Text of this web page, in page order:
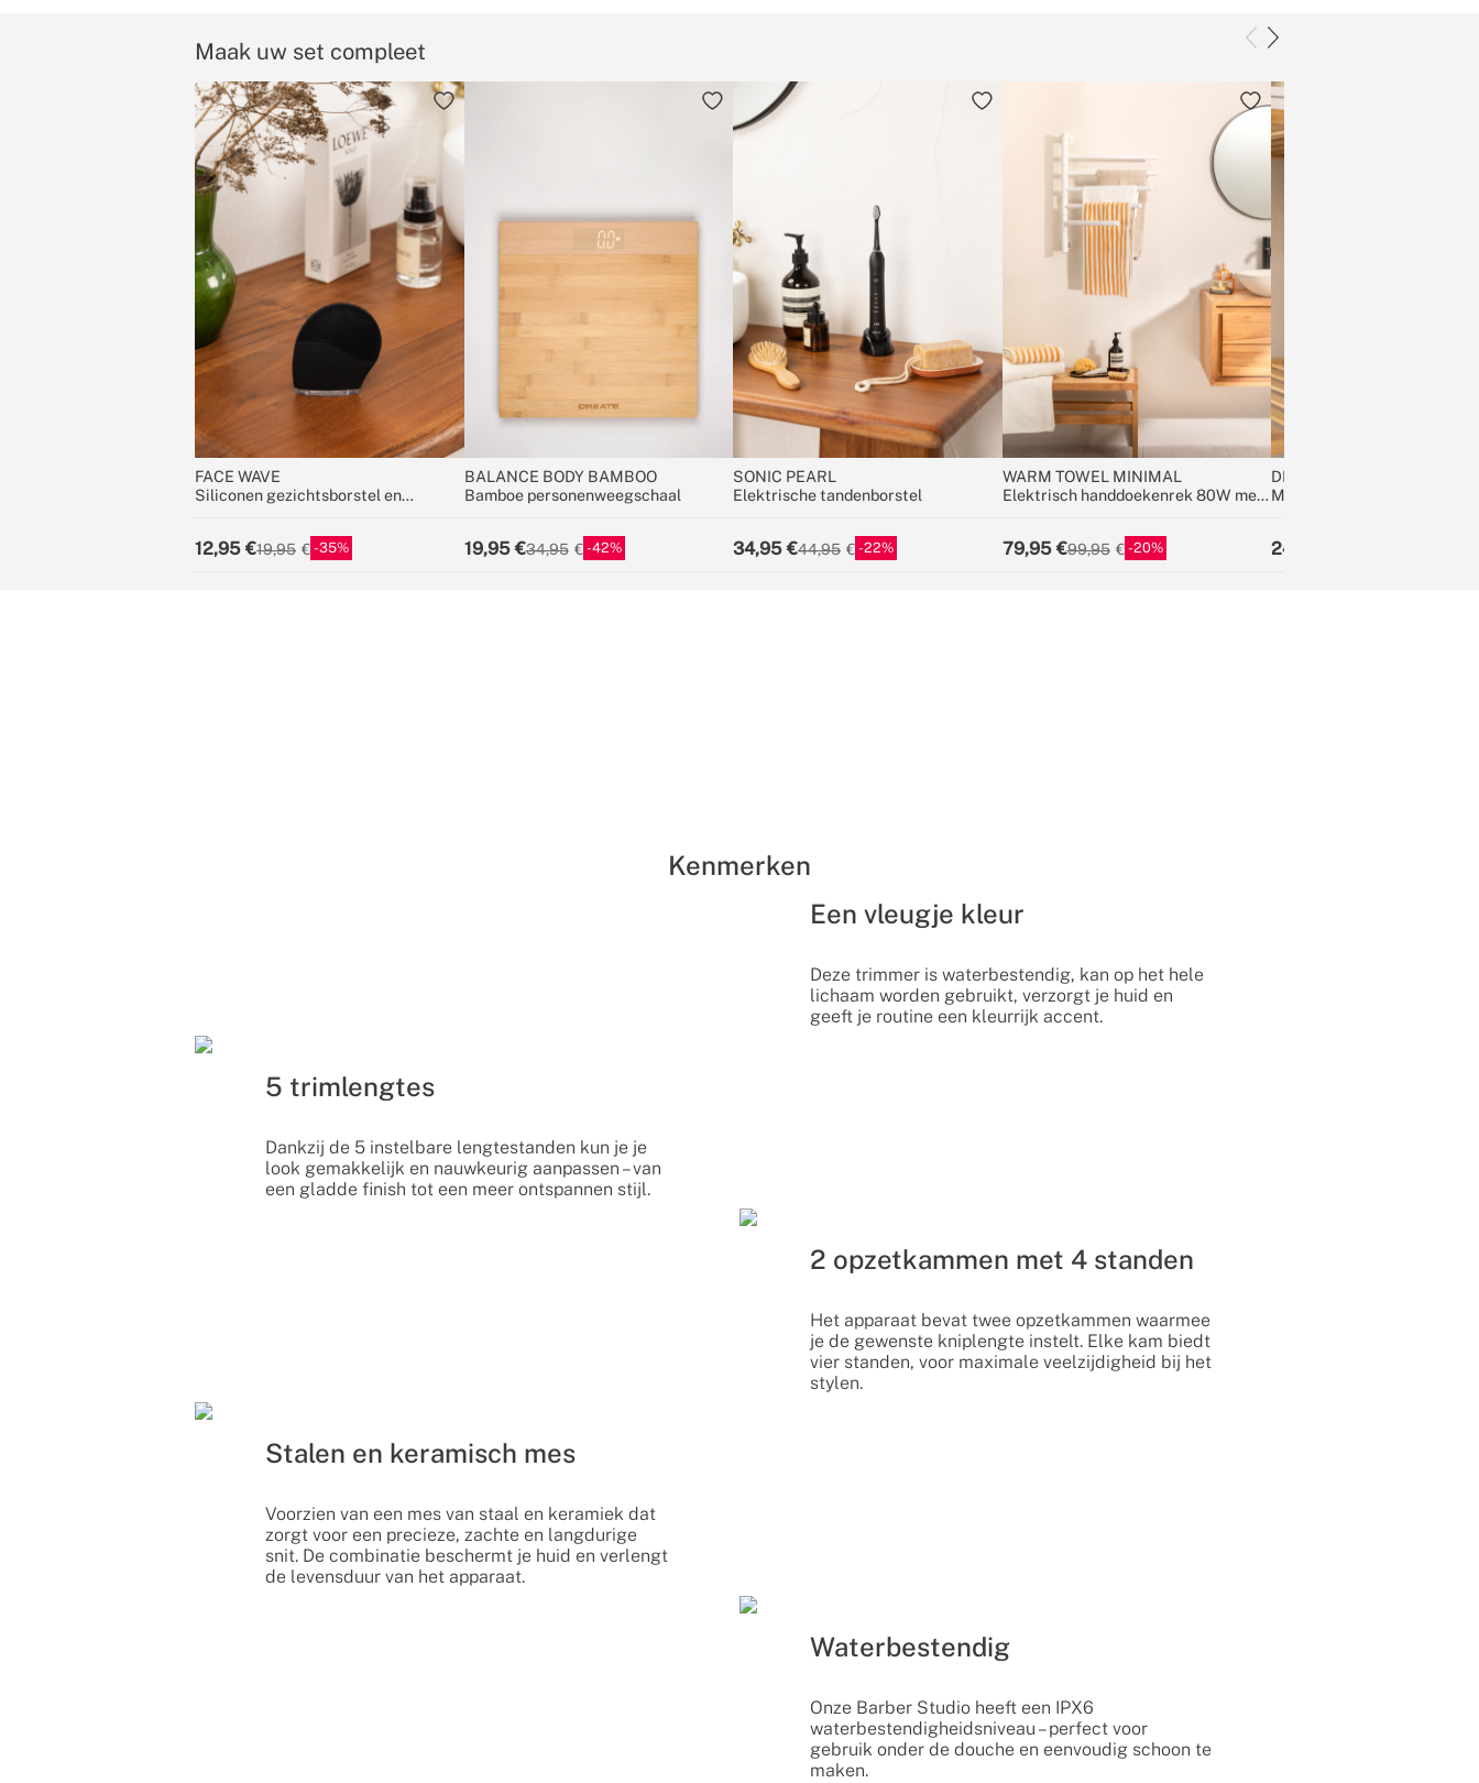
Maak uw set compleet
FACE WAVE
Siliconen gezichtsborstel en
12,95 19,95 35
BALANCE BODY BAMBOO
Bamboe personenweegschaal
19,95 34,95 42
SONIC PEARL
Elektrische tandenborstel
34,95 44,95 22
WARM TOWEL MINIMAL
Elektrisch handdoekenrek 80W met
79,95 99,95 20
DRYPLUS 500
Mini-ontvochtiger van 500
24,95
Kenmerken
Een vleugje kleur
Deze trimmer is waterbestendig, kan op het hele
lichaam worden gebruikt, verzorgt je huid en
geeft je routine een kleurrijk accent.
5 trimlengtes
Dankzij de 5 instelbare lengtestanden kun je je
look gemakkelijk en nauwkeurig aanpassen – van
een gladde finish tot een meer ontspannen stijl.
2 opzetkammen met 4 standen
Het apparaat bevat twee opzetkammen waarmee
je de gewenste kniplengte instelt. Elke kam biedt
vier standen, voor maximale veelzijdigheid bij het
stylen.
Stalen en keramisch mes
Voorzien van een mes van staal en keramiek dat
zorgt voor een precieze, zachte en langdurige
snit. De combinatie beschermt je huid en verlengt
de levensduur van het apparaat.
Waterbestendig
Onze Barber Studio heeft een IPX6
waterbestendigheidsniveau – perfect voor
gebruik onder de douche en eenvoudig schoon te
maken.